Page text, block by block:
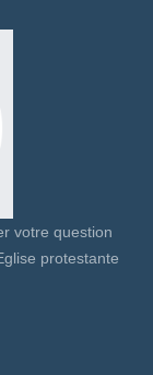
votre question
protestante